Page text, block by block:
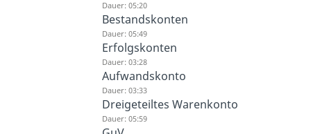
Dauer: 05:20
Bestandskonten
Dauer: 05:49
Erfolgskonten
Dauer: 03:28
Aufwandskonto
Dauer: 03:33
Dreigeteiltes Warenkonto
Dauer: 05:59